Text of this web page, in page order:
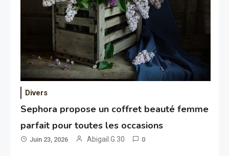
Divers
Sephora propose un coffret beauté femme
parfait pour toutes les occasions
Juin 23, 2026 Abigail.G.30 0